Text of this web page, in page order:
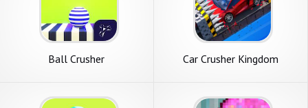
Ball Crusher Car Crusher Kingdom